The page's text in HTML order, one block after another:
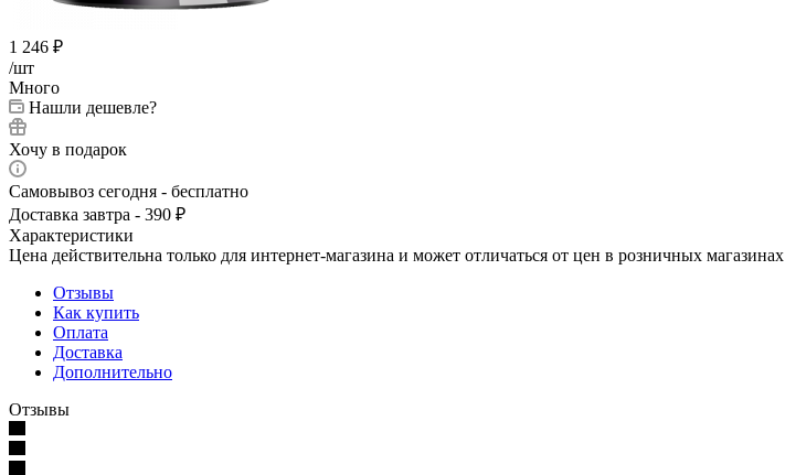
1 246 ₽
/шт
Много
Нашли дешевле?
Хочу в подарок
Самовывоз сегодня - бесплатно
Доставка завтра - 390 ₽
Характеристики
Цена действительна только для интернет-магазина и может отличаться от цен в розничных магазинах
Отзывы
Как купить
Оплата
Доставка
Дополнительно
Отзывы